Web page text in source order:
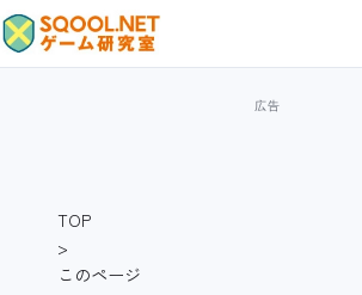
TOP
>
このページ